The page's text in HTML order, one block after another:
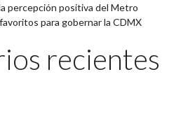
percepción positiva del Metro
para gobernar la CDMX
recientes